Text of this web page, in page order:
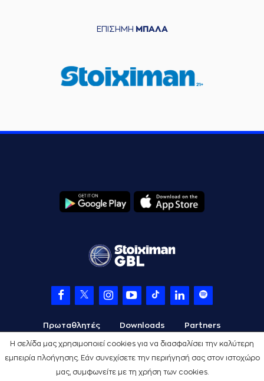
Η σελίδα μας χρησιμοποιεί cookies για να διασφαλίσει την καλύτερη
εμπειρία πλοήγησης. Εάν συνεχίσετε την περιήγησή σας στον ιστοχώρο
μας, συμφωνείτε με τη χρήση των cookies.
ΕΠΙΣΗΜΗ ΜΠΑΛΑ
Πρωταθλητές Downloads Partners